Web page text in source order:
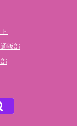
販部